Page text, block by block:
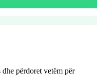
përdoret vetëm për